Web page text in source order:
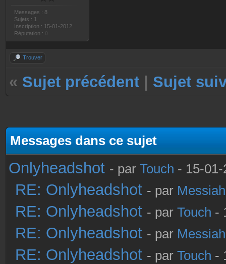
Messages : 8
Sujets : 1
Inscription : 15-01-2012
Réputation :
Trouver
« Sujet précédent Sujet
Messages dans ce sujet
Onlyheadshot - par Touch - 15-
RE: Onlyheadshot - par
RE: Onlyheadshot - par Touch -
RE: Onlyheadshot - par
RE: Onlyheadshot - par Touch -